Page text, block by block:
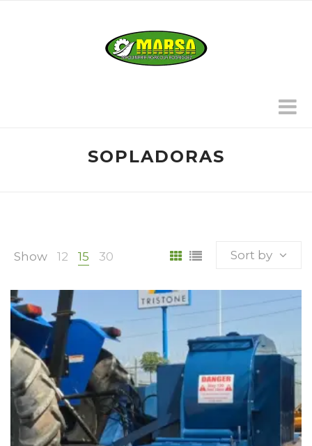
SOPLADORAS
Show 12 15 30 Sort by